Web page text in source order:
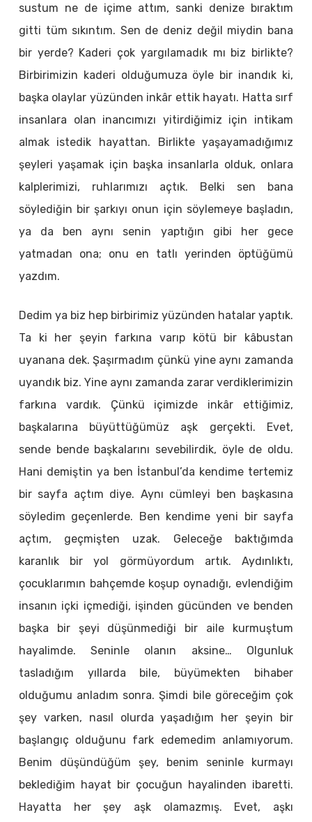
sustum ne de içime attım, sanki denize bıraktım
gitti tüm sıkıntım. Sen de deniz değil miydin bana
bir yerde? Kaderi çok yargılamadık mı biz birlikte?
Birbirimizin kaderi olduğumuza öyle bir inandık ki,
başka olaylar yüzünden inkâr ettik hayatı. Hatta sırf
insanlara olan inancımızı yitirdiğimiz için intikam
almak istedik hayattan. Birlikte yaşayamadığımız
şeyleri yaşamak için başka insanlarla olduk, onlara
kalplerimizi, ruhlarımızı açtık. Belki sen bana
söylediğin bir şarkıyı onun için söylemeye başladın,
ya da ben aynı senin yaptığın gibi her gece
yatmadan ona; onu en tatlı yerinden öptüğümü
yazdım.
Dedim ya biz hep birbirimiz yüzünden hatalar yaptık.
Ta ki her şeyin farkına varıp kötü bir kâbustan
uyanana dek. Şaşırmadım çünkü yine aynı zamanda
uyandık biz. Yine aynı zamanda zarar verdiklerimizin
farkına vardık. Çünkü içimizde inkâr ettiğimiz,
başkalarına büyüttüğümüz aşk gerçekti. Evet,
sende bende başkalarını sevebilirdik, öyle de oldu.
Hani demiştin ya ben İstanbul’da kendime tertemiz
bir sayfa açtım diye. Aynı cümleyi ben başkasına
söyledim geçenlerde. Ben kendime yeni bir sayfa
açtım, geçmişten uzak. Geleceğe baktığımda
karanlık bir yol görmüyordum artık. Aydınlıktı,
çocuklarımın bahçemde koşup oynadığı, evlendiğim
insanın içki içmediği, işinden gücünden ve benden
başka bir şeyi düşünmediği bir aile kurmuştum
hayalimde. Seninle olanın aksine… Olgunluk
tasladığım yıllarda bile, büyümekten bihaber
olduğumu anladım sonra. Şimdi bile göreceğim çok
şey varken, nasıl olurda yaşadığım her şeyin bir
başlangıç olduğunu fark edemedim anlamıyorum.
Benim düşündüğüm şey, benim seninle kurmayı
beklediğim hayat bir çocuğun hayalinden ibaretti.
Hayatta her şey aşk olamazmış. Evet, aşkı